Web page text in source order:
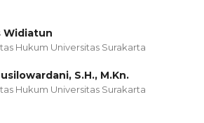
Widiatun
Hukum Universitas Surakarta
S.H., M.Kn.
Hukum Universitas Surakarta